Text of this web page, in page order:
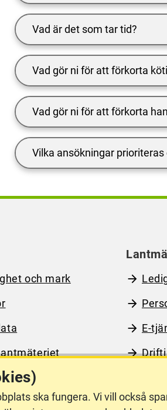
Vad är det som tar tid?
Vad gör ni för att förkorta
Vad gör ni för att förkorta
Vilka ansökningar
ska fungera. Vi vill också
och mark
E-